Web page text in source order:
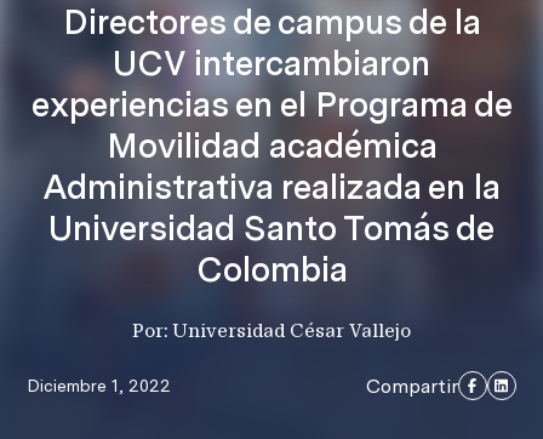
Directores de campus de la
UCV intercambiaron
experiencias en el Programa de
Movilidad académica
Administrativa realizada en la
Universidad Santo Tomás de
Colombia
Por: Universidad César Vallejo
Diciembre 1, 2022 Compartir